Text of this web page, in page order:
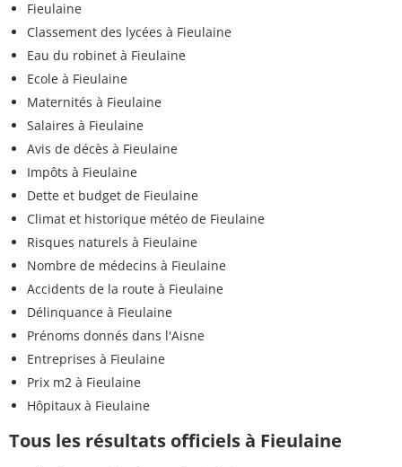
Fieulaine
Classement des lycées à Fieulaine
Eau du robinet à Fieulaine
Ecole à Fieulaine
Maternités à Fieulaine
Salaires à Fieulaine
Avis de décès à Fieulaine
Impôts à Fieulaine
Dette et budget de Fieulaine
Climat et historique météo de Fieulaine
Risques naturels à Fieulaine
Nombre de médecins à Fieulaine
Accidents de la route à Fieulaine
Délinquance à Fieulaine
Prénoms donnés dans l'Aisne
Entreprises à Fieulaine
Prix m2 à Fieulaine
Hôpitaux à Fieulaine
Tous les résultats officiels à Fieulaine